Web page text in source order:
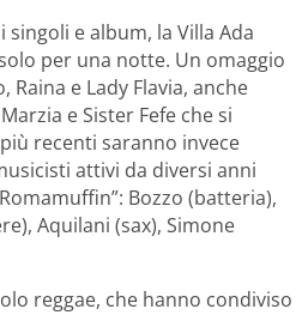
e album, la Villa Ada
per una notte. Un omaggio
e Lady Flavia, anche
e Sister Fefe che si
recenti saranno invece
attivi da diversi anni
Bozzo (batteria),
Aquilani (sax), Simone
reggae, che hanno condiviso